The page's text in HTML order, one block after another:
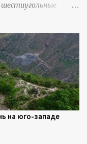
на юго-западе